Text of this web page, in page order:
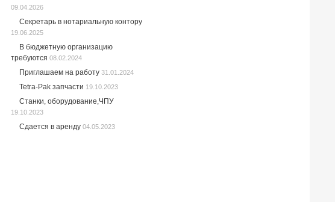
09.04.2026
Секретарь в нотариальную контору
19.06.2025
В бюджетную организацию
требуются 08.02.2024
Приглашаем на работу 31.01.2024
Tetra-Pak запчасти 19.10.2023
Станки, оборудование,ЧПУ
19.10.2023
Сдается в аренду 04.05.2023